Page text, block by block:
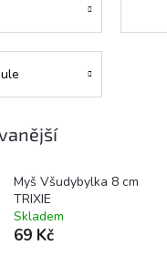
Myš Všudybylka 8 cm
TRIXIE
Skladem
69 Kč